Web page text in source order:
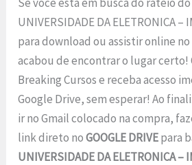
UNIVERSIDADE DA ELETRONICA –
para download ou assistir online
acabou de encontrar o lugar certo!
Breaking Cursos e receba acesso
Google Drive, sem esperar! Ao
ir no Gmail colocado na compra,
link direto noGOOGLE DRIVEpara
UNIVERSIDADE DA ELETRONICA –